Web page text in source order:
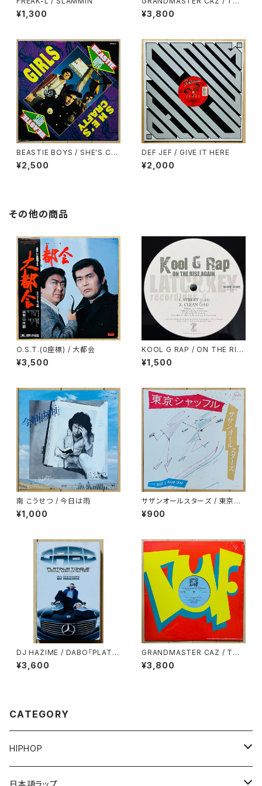
¥1,300
ALL THE PARTY PEOPLE
¥3,800
BEASTIE BOYS / SHE'S CR
AFTY
¥2,500
DEF JEF / GIVE IT HERE
¥2,000
その他の商品
O.S.T.(0座標) / 大都会
¥3,500
KOOL G RAP / ON THE RIS
E AGAIN
¥1,500
南 こうせつ / 今日は雨
¥1,000
サザンオールスターズ / 東京シ
ャッフル
¥900
DJ HAZIME / DABO「PLATIN
UM TONGUE」SPECIAL SA
MPLER MIXTAPE
¥3,600
GRANDMASTER CAZ / TO
ALL THE PARTY PEOPLE
¥3,800
CATEGORY
HIPHOP
12"/7"
日本語ラップ